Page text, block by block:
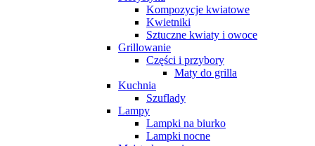
Kompozycje kwiatowe
Kwietniki
Sztuczne kwiaty i owoce
Grillowanie
Części i przybory
Maty do grilla
Kuchnia
Szuflady
Lampy
Lampki na biurko
Lampki nocne